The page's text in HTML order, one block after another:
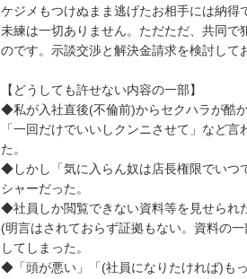
ケジメもつけぬまま逃げたお相手には納得
未練は一切ありません。ただただ、共同
のです。示談交渉と解決金請求を検討して
【どうしても許せない内容の一部】
◆私が入社直後(不倫前)からセクハラが酷
「一回だけでいいしクンニさせて」など
た。
◆しかし「気に入らん奴は店長権限でいつ
シャーだった。
◆社員しか閲覧できない資料等を見せられ
(明言はされておらず証拠もない。資料の
してしまった。
◆「頭が悪い」「(社員になりたければ)も